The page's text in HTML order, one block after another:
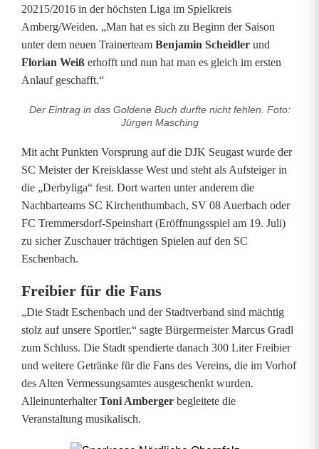
s
20215/2016 in der höchsten Liga im Spielkreis
Amberg/Weiden. „Man hat es sich zu Beginn der Saison
unter dem neuen Trainerteam Benjamin Scheidler und
Florian Weiß erhofft und nun hat man es gleich im ersten
Anlauf geschafft.“
Der Eintrag in das Goldene Buch durfte nicht fehlen. Foto:
Jürgen Masching
Mit acht Punkten Vorsprung auf die DJK Seugast wurde der
SC Meister der Kreisklasse West und steht als Aufsteiger in
die „Derbyliga“ fest. Dort warten unter anderem die
Nachbarteams SC Kirchenthumbach, SV 08 Auerbach oder
FC Tremmersdorf-Speinshart (Eröffnungsspiel am 19. Juli)
zu sicher Zuschauer trächtigen Spielen auf den SC
Eschenbach.
Freibier für die Fans
„Die Stadt Eschenbach und der Stadtverband sind mächtig
stolz auf unsere Sportler,“ sagte Bürgermeister Marcus Gradl
zum Schluss. Die Stadt spendierte danach 300 Liter Freibier
und weitere Getränke für die Fans des Vereins, die im Vorhof
des Alten Vermessungsamtes ausgeschenkt wurden.
AlleinunterhalterToni Amberger begleitete die
Veranstaltung musikalisch.